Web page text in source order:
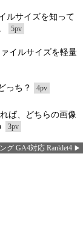
ルサイズを知って
5pv
イルサイズを軽量
っち？ 4pv
ば、どちらの画像
3pv
グ GA4対応 Ranklet4